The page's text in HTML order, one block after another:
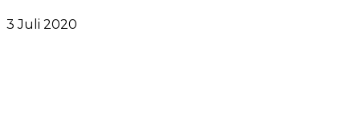
3 Juli 2020